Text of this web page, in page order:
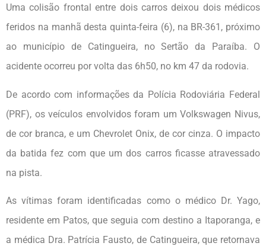
Uma colisão frontal entre dois carros deixou dois médicos
feridos na manhã desta quinta-feira (6), na BR-361, próximo
ao município de Catingueira, no Sertão da Paraíba. O
acidente ocorreu por volta das 6h50, no km 47 da rodovia.
De acordo com informações da Polícia Rodoviária Federal
(PRF), os veículos envolvidos foram um Volkswagen Nivus,
de cor branca, e um Chevrolet Onix, de cor cinza. O impacto
da batida fez com que um dos carros ficasse atravessado
na pista.
As vítimas foram identificadas como o médico Dr. Yago,
residente em Patos, que seguia com destino a Itaporanga, e
a médica Dra. Patrícia Fausto, de Catingueira, que retornava